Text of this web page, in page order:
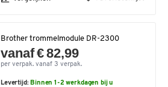
Brother trommelmodule DR-2300
vanaf € 82,99
per verpak. vanaf 3 verpak.
Levertijd: Binnen 1-2 werkdagen bij u